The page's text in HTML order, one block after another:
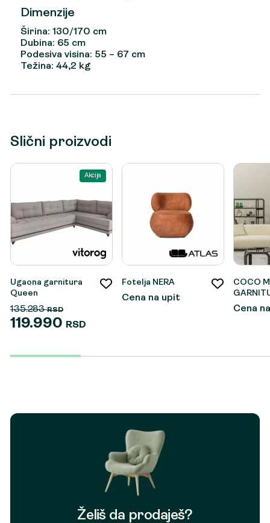
Dimenzije
Širina: 130/170 cm
Dubina: 65 cm
Podesiva visina: 55 – 67 cm
Težina: 44,2 kg
Slični proizvodi
Akcija
Ugaona garnitura
Queen
135.283RSD
je
119.990 RSD
je:
Fotelja NERA
Cena na upit
COCO
Cena
Želiš da prodaješ?